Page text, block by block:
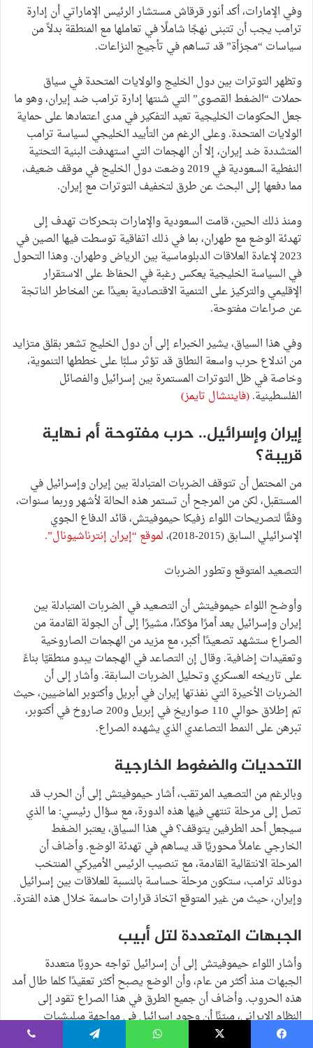
وفي الإمارات، أكد أنور قرقاش مستشار الرئيس الإماراتي أن إدارة
ترامب يجب أن تتبنى نهجًا شاملًا في تعاملها مع المنطقة بدلاً من
سياسات “مجزأة” قد تساهم في تأجيج النزاعات.
وتظهر التوترات بين دول الخليج والولايات المتحدة في سياق
حملات “الضغط القصوى” التي شنتها إدارة ترامب ضد إيران، وهو ما
جعل الحكومات الخليجية تعيد التفكير في مدى اعتمادها على حماية
الولايات المتحدة. وعلى الرغم من التأييد الخليجي لسياسة ترامب
المتشددة ضد إيران، إلا أن الهجمات التي استهدفت البنية التحتية
النفطية السعودية في 2019 وضعت دول الخليج في موقف ضعيف،
مما دفعها إلى البحث عن طرق لتخفيف التوترات مع إيران.
ومنذ ذلك الحين، قامت السعودية والإمارات بتحركات تهدف إلى
تهدئة الوضع مع طهران، بما في ذلك اتفاقية توسطت فيها الصين في
2023 لإعادة العلاقات الدبلوماسية بين الرياض وطهران. وهذا التحول
في السياسة الخليجية يعكس رغبة في الحفاظ على الاستقرار
الإقليمي والتركيز على التنمية الاقتصادية بعيدًا عن المخاطر الناتجة
عن صراعات مفتوحة.
وفي هذا السياق، يشير الخبراء إلى أن دول الخليج تشعر بقلق متزايد
من اندلاع حرب واسعة النطاق قد تؤثر سلبًا على خططها التنموية،
وخاصة في ظل التوترات المستمرة بين إسرائيل والفصائل
الفلسطينية.(فايننشال تايمز)
إيران وإسرائيل.. حرب مفتوحة أم نهاية
قريبة؟
من المحتمل أن تتوقف الضربات المتبادلة بين إيران وإسرائيل في
المستقبل، لكن من المرجح أن تستمر هذه الحالة لأشهر وربما سنوات،
وفقًا لتصريحات اللواء زفيكا حيموفيتش، قائد الدفاع الجوي
الإسرائيلي السابق (2015-2018)،
لموقع “إيران إنترناشيونال”.
التصعيد المتوقع وتطور الضربات
وأوضح اللواء حيموفيتش أن التصعيد في الضربات المتبادلة بين
إيران وإسرائيل يعد أمرًا مؤكدًا، مشيرًا إلى أن الجولة القادمة من
الصراع ستشهد تصعيدًا أكبر، مع مزيد من الهجمات الصاروخية
وتعقيدات إضافية. وقال إن التصاعد في الهجمات يبدو منطقيًا بناءً
على تاريخه العسكري وتحليل الضربات السابقة. وأشار إلى أن
الضربات الأخيرة التي نفذتها إيران في أبريل وأكتوبر الماضيين، حيث
تم إطلاق حوالي 110 صواريخ في إبريل و200 صاروخ في أكتوبر،
تبرهن على النمط التصاعدي الذي يشهده الصراع.
التحديات والضغوط الخارجية
وبالرغم من التصعيد المرتقب، أشار حيموفيتش إلى أن الحرب قد
تصل إلى مرحلة تنتهي فيها هذه الدورة، مع سؤال رئيسي: ما الذي
سيجعل أحد الطرفين يتوقف؟ في هذا السياق، يعتبر الضغط
الخارجي عاملاً محوريًا قد يساهم في تهدئة الوضع. وأضاف أن
المرحلة الانتقالية القادمة، مع تنصيب الرئيس الأميركي المنتخب
دونالد ترامب، ستكون مرحلة حساسة بالنسبة للعلاقات بين إسرائيل
وإيران، حيث من غير المتوقع اتخاذ قرارات حاسمة خلال هذه الفترة.
الجبهات المتعددة لتل أبيب
وأشار اللواء حيموفيتش إلى أن إسرائيل تواجه حروبًا متعددة
الجبهات منذ أكثر من عام، وأن الوضع يصبح أكثر تعقيدًا كلما طال أمد
هذه الحروب. وأضاف أن جميع الطرق في هذا الصراع تقود إلى
النظام الإيراني، مبيّنًا أن وجود إسرائيل في مواجهة ميليشيات
وأطراف إيرانية في العراق واليمن يعود إلى التهديد الإيراني المعلن